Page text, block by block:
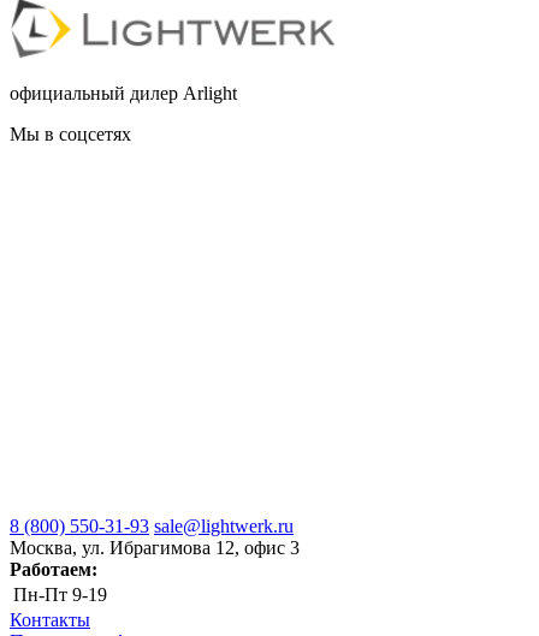
официальный дилер Arlight
Мы в соцсетях
8 (800) 550-31-93 sale@lightwerk.ru
Москва, ул. Ибрагимова 12, офис 3
Работаем:
Пн-Пт 9-19
Контакты